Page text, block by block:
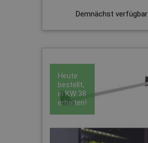
Demnächst verfügbar
Heute
bestellt,
inKW 38
erhalten!